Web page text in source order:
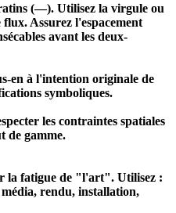
(—). Utilisez la virgule ou
Assurez l'espacement
avant les deux-
en à l'intention originale de
symboliques.
les contraintes spatiales
de gamme.
la fatigue de "l'art". Utilisez :
rendu, installation,